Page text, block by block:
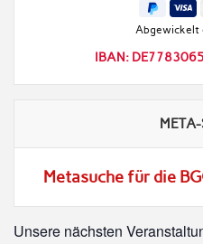
Abgewickelt
IBAN:
Metasuche für die
Unsere nächsten